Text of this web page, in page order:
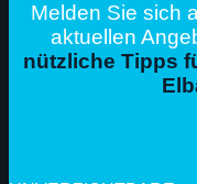
Melden Sie sich
aktuellen
nützliche Tipps